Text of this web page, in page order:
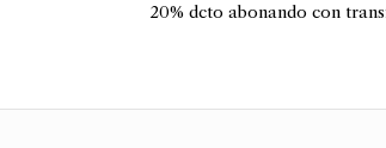
20% dcto abonando con